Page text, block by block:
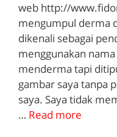
web http://
mengumpul derma
dikenali sebagai
menggunakan
menderma tapi
gambar saya tanpa
saya. Saya tidak
… Read more